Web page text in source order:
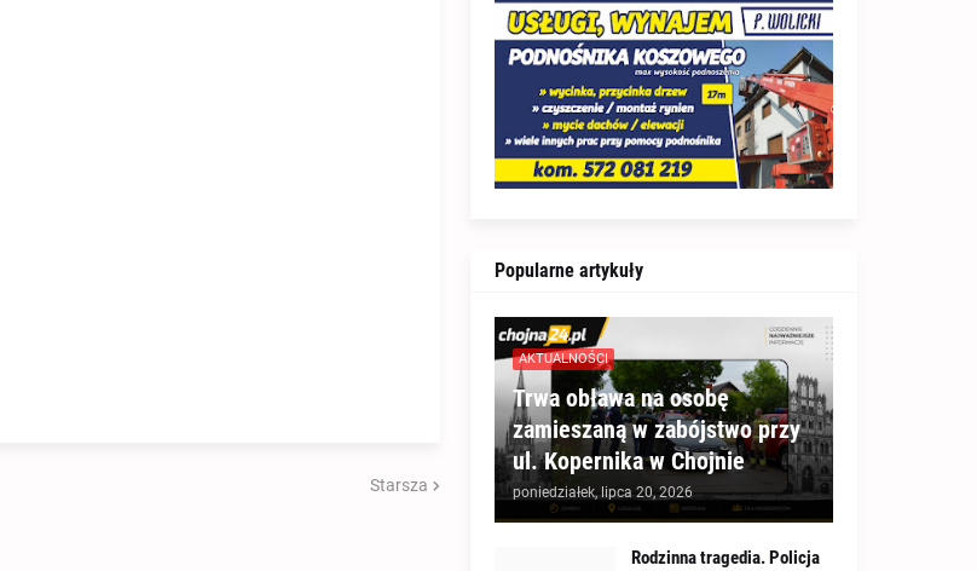
Starsza
Popularne artykuły
AKTUALNOŚCI
Trwa obława na osobę
zamieszaną w zabójstwo przy
ul. Kopernika w Chojnie
poniedziałek, lipca 20, 2026
Rodzinna tragedia. Policja